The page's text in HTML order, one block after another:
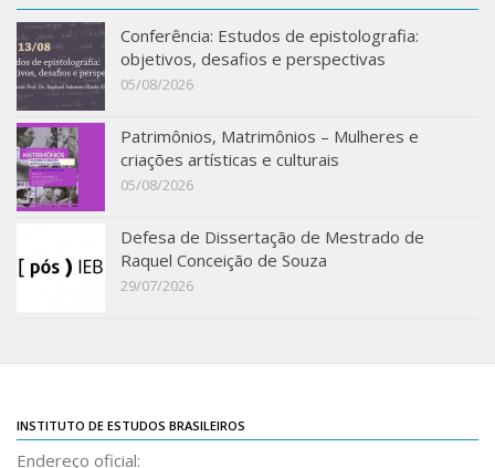
Acadêmico
Graduação
Pós-Graduação
Acervo
Publicações
Almanack Braziliense
Cadernos do IEB
Catálogos
Livros publicados
Conferência: Estudos de epistolografia:
objetivos, desafios e perspectivas
05/08/2026
Patrimônios, Matrimônios – Mulheres e
criações artísticas e culturais
05/08/2026
Defesa de Dissertação de Mestrado de
Raquel Conceição de Souza
29/07/2026
INSTITUTO DE ESTUDOS BRASILEIROS
Endereço oficial: